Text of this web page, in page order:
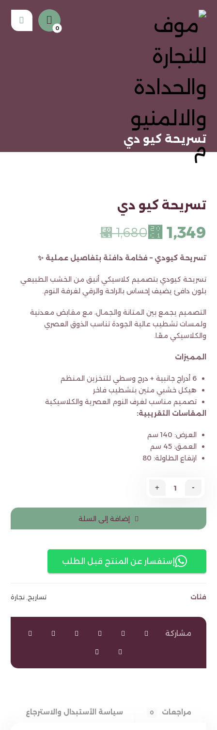
تسريحة كيو دي
تسريحة كيو دي
⃁1,680⃁ 1,349
تسريحة كيودي – فخامة دافئة بتفاصيل عملية ✨
تسريحة كيودي بتصميم كلاسيكي أنيق من الخشب الطبيعي
بلون دافئ يضيف إحساس بالراحة والرقي لغرفة النوم.
التصميم يجمع بين المتانة والجمال، مع مقابض معدنية
ولمسات تشطيب عالية الجودة تناسب الذوق العصري
والكلاسيكي معًا.
المميزات
6 أدراج جانبية + درج وسطي للتخزين المنظم
هيكل خشبي متين بتشطيب فاخر
تصميم مناسب لغرف النوم العصرية والكلاسيكية
المقاسات التقريبية:
العرض: 140 سم
العمق: 45 سم
ارتفاع الطاولة: 80
-
+
إضافة إلى السلة
إستفسار عن المنتج قبل الطلب
فئات تساريح نجارة
مراجعات 0 سياسة الأستبدال والاسترجاع